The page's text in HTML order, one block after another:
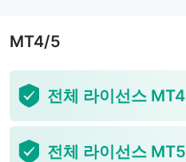
MT4/5
전체 라이선스 MT4
전체 라이선스 MT5